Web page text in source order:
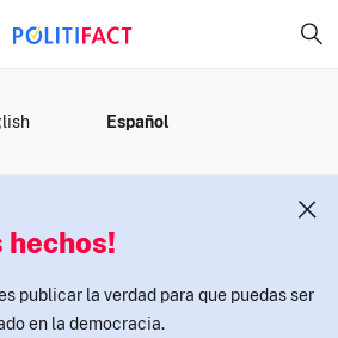
Español
hechos!
publicar la verdad para que puedas ser
en la democracia.